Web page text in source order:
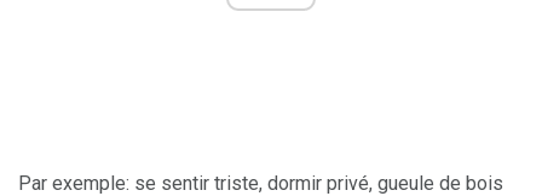
Par exemple: se sentir triste, dormir privé, gueule de bois